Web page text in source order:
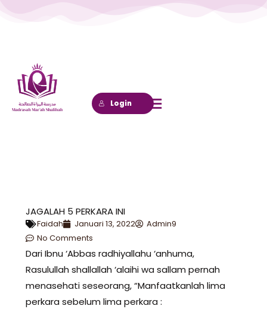
Login
JAGALAH 5 PERKARA INI
Faidah Januari 13, 2022
Admin9
No Comments
Dari Ibnu ‘Abbas radhiyallahu ‘anhuma,
Rasulullah shallallah ‘alaihi wa sallam pernah
menasehati seseorang, “Manfaatkanlah lima
perkara sebelum lima perkara :